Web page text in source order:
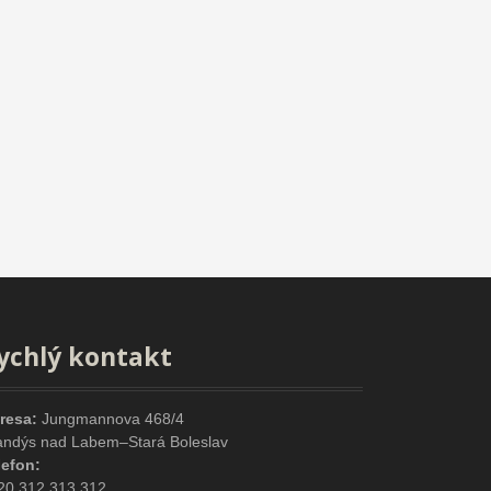
kontakt
Jungmannova 468/4
nad Labem–Stará Boleslav
312 313 312